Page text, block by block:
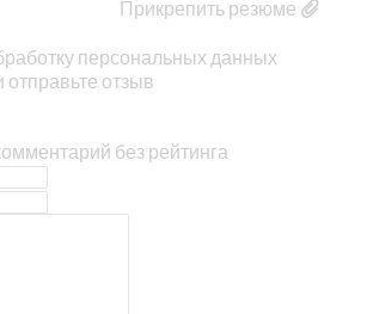
Прикрепить резюме
персональных данных
отзыв
без рейтинга